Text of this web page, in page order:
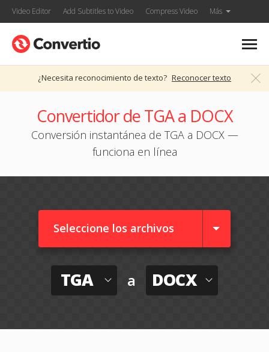
Video Editor Add Subtitles to Video Compress Video Más
¿Necesita reconocimiento de texto? Reconocer texto
Convertidor de TGA a DOCX
Conversión instantánea de TGA a DOCX —
funciona en línea
Seleccione los archivos
TGA a DOCX